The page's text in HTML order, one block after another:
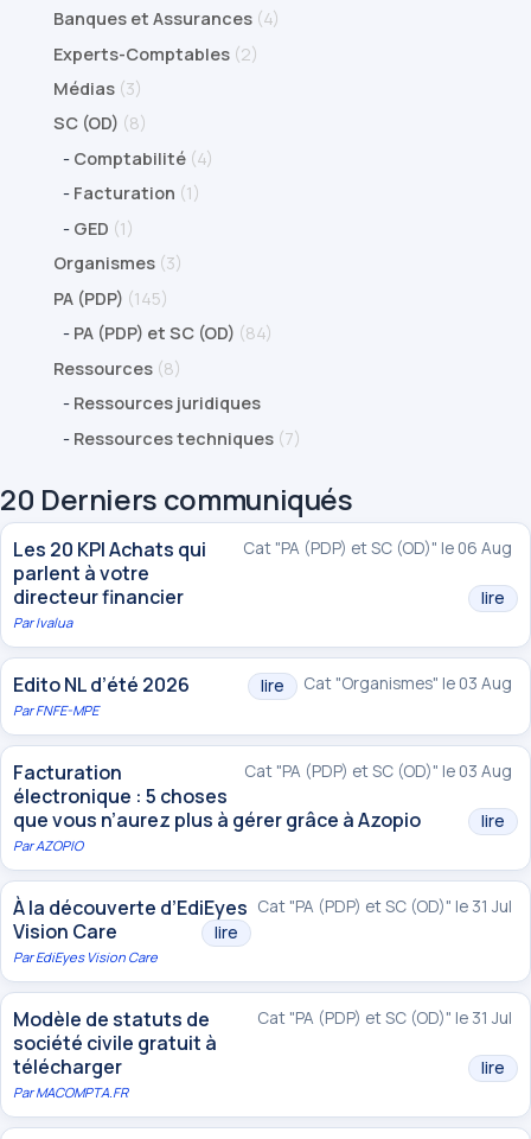
Banques et Assurances (4)
Experts-Comptables (2)
Médias (3)
SC (OD) (8)
- Comptabilité (4)
- Facturation (1)
- GED (1)
Organismes (3)
PA (PDP) (145)
- PA (PDP) et SC (OD) (84)
Ressources (8)
- Ressources juridiques
- Ressources techniques (7)
20 Derniers communiqués
Cat "PA (PDP) et SC (OD)" le 06 Aug
Les 20 KPI Achats qui
parlent à votre
directeur financier
lire
ParIvalua
Cat "Organismes" le 03 Aug
Edito NL d’été 2026 lire
ParFNFE-MPE
Cat "PA (PDP) et SC (OD)" le 03 Aug
Facturation
électronique : 5 choses
que vous n’aurez plus à gérer grâce à Azopio
lire
ParAZOPIO
Cat "PA (PDP) et SC (OD)" le 31 Jul
À la découverte d’EdiEyes
Vision Care
lire
ParEdiEyes Vision Care
Cat "PA (PDP) et SC (OD)" le 31 Jul
Modèle de statuts de
société civile gratuit à
télécharger
lire
ParMACOMPTA.FR